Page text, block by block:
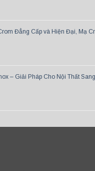
Đẳng Cấp và Hiện Đại, Mạ
– Giải Pháp Cho Nội Thất